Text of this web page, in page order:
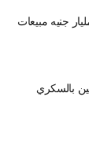
مرزوق رئيس جيزة للغزل والنسيج: 3.5 مليار جنيه مبيعات
بالسكري